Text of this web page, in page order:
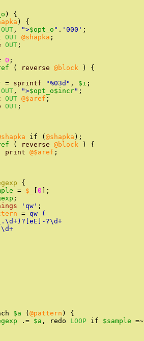
)
{
)
{
OUT , ">$opt_o " . ' 000 ' ;
OUT @shapka ;
OUT ;
0 ;
( reverse @block )
{
= sprintf "%03d " , $i ;
OUT , ">$opt_o$incr" ;
OUT @$aref ;
OUT ;
if ( @shapka ) ;
( reverse @block )
{
print @$aref ;
{
= $_ 0
;
;
' qw ' ;
= qw (
?\d+
$a ( @pattern )
{
. = $a , redo LOOP if $sample =~